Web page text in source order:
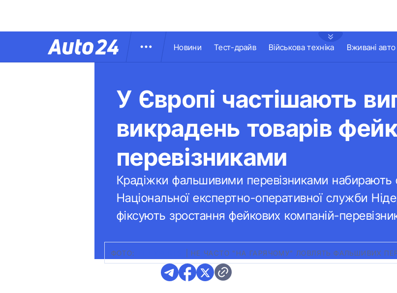
Новини Тест-драйв Військова техніка Вживані авто
У Європі частішають
викрадень товарів
перевізниками
Крадіжки фальшивими перевізниками набирають
Національної експертно-оперативної служби
фіксують зростання фейкових компаній-
ФОТО: НЕ ЧАСТО "НА ГАРЯЧОМУ" ЛОВЛЯТЬ ФАЛЬШИВИХ